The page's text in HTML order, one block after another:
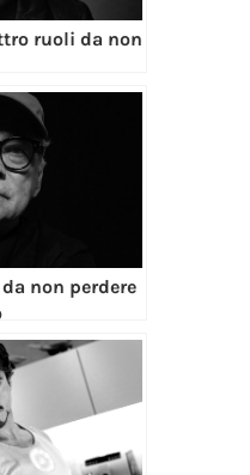
ruoli da non
non perdere